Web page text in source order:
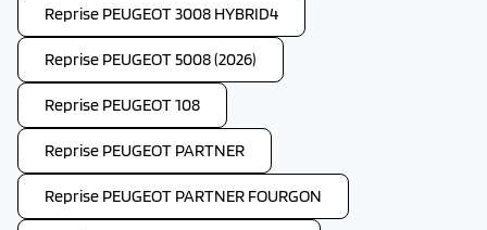
Reprise PEUGEOT 3008 HYBRID4
Reprise PEUGEOT 5008 (2026)
Reprise PEUGEOT 108
Reprise PEUGEOT PARTNER
Reprise PEUGEOT PARTNER FOURGON